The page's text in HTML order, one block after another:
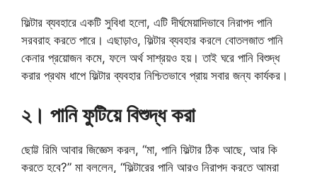
ফিল্টার ব্যবহারে একটি সুবিধা হলো, এটি দীর্ঘমেয়াদিভাবে নিরাপদ পানি
সরবরাহ করতে পারে। এছাড়াও, ফিল্টার ব্যবহার করলে বোতলজাত পানি
কেনার প্রয়োজন কমে, ফলে অর্থ সাশ্রয়ও হয়। তাই ঘরে পানি বিশুদ্ধ
করার প্রথম ধাপে ফিল্টার ব্যবহার নিশ্চিতভাবে প্রায় সবার জন্য কার্যকর।
২। পানি ফুটিয়ে বিশুদ্ধ করা
ছোট্ট রিমি আবার জিজ্ঞেস করল, “মা, পানি ফিল্টার ঠিক আছে, আর কি
করতে হবে?” মা বললেন, “ফিল্টারের পানি আরও নিরাপদ করতে আমরা